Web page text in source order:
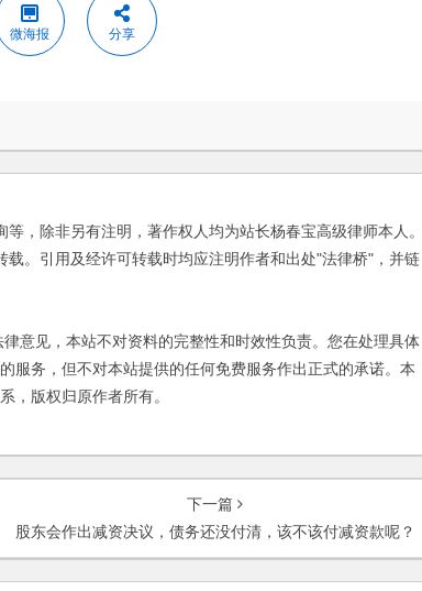
微海报 分享
，除非另有注明，著作权人均为站长杨春宝高级律师本人。
。引用及经许可转载时均应注明作者和出处"法律桥"，并链
见，本站不对资料的完整性和时效性负责。您在处理具体
服务，但不对本站提供的任何免费服务作出正式的承诺。本
，版权归原作者所有。
下一篇
股东会作出减资决议，债务还没付清，该不该付减资款呢？